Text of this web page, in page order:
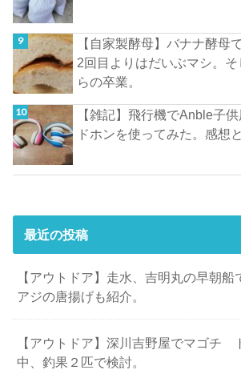
【自家製酵母】バナナ酵母
2回目よりはだいぶマシ。
らの卒業。
【雑記】飛行機でAnble子
ドホンを使ってみた。感想
最近の投稿
【アウトドア】走水、吉明丸の早朝船
アジの唐揚げも紹介。
【アウトドア】深川吉野屋でマゴチ
中、釣果２匹で検討。